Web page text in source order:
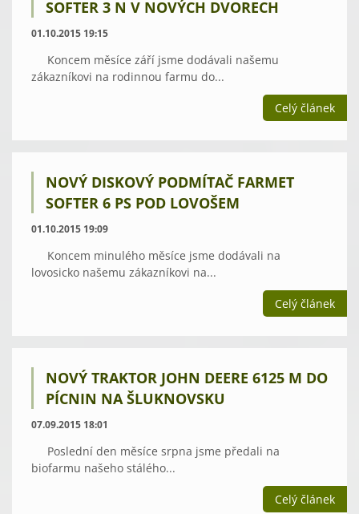
SOFTER 3 N V NOVÝCH DVORECH
01.10.2015 19:15
Koncem měsíce září jsme dodávali našemu
zákazníkovi na rodinnou farmu do...
Celý článek
NOVÝ DISKOVÝ PODMÍTAČ FARMET
SOFTER 6 PS POD LOVOŠEM
01.10.2015 19:09
Koncem minulého měsíce jsme dodávali na
lovosicko našemu zákazníkovi na...
Celý článek
NOVÝ TRAKTOR JOHN DEERE 6125 M DO
PÍCNIN NA ŠLUKNOVSKU
07.09.2015 18:01
Poslední den měsíce srpna jsme předali na
biofarmu našeho stálého...
Celý článek